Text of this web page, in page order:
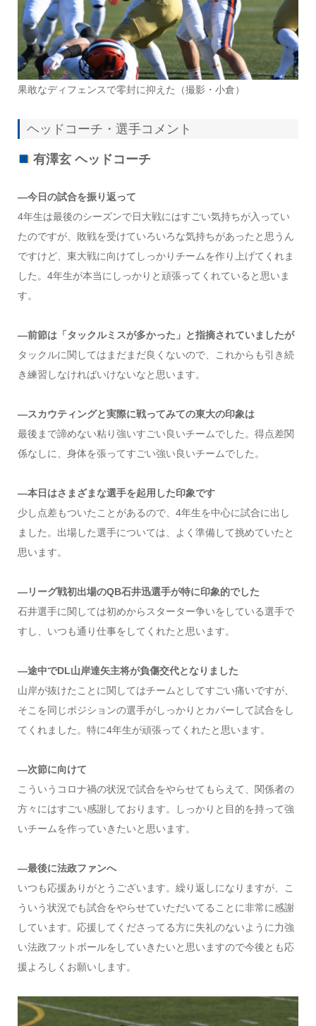
果敢なディフェンスで零封に抑えた（撮影・小倉）
ヘッドコーチ・選手コメント
有澤玄 ヘッドコーチ
―今日の試合を振り返って
4年生は最後のシーズンで日大戦にはすごい気持ちが入ってい
たのですが、敗戦を受けていろいろな気持ちがあったと思うん
ですけど、東大戦に向けてしっかりチームを作り上げてくれま
した。4年生が本当にしっかりと頑張ってくれていると思いま
す。
―前節は「タックルミスが多かった」と指摘されていましたが
タックルに関してはまだまだ良くないので、これからも引き続
き練習しなければいけないなと思います。
―スカウティングと実際に戦ってみての東大の印象は
最後まで諦めない粘り強いすごい良いチームでした。得点差関
係なしに、身体を張ってすごい強い良いチームでした。
―本日はさまざまな選手を起用した印象です
少し点差もついたことがあるので、4年生を中心に試合に出し
ました。出場した選手については、よく準備して挑めていたと
思います。
―リーグ戦初出場のQB石井迅選手が特に印象的でした
石井選手に関しては初めからスターター争いをしている選手で
すし、いつも通り仕事をしてくれたと思います。
―途中でDL山岸達矢主将が負傷交代となりました
山岸が抜けたことに関してはチームとしてすごい痛いですが、
そこを同じポジションの選手がしっかりとカバーして試合をし
てくれました。特に4年生が頑張ってくれたと思います。
―次節に向けて
こういうコロナ禍の状況で試合をやらせてもらえて、関係者の
方々にはすごい感謝しております。しっかりと目的を持って強
いチームを作っていきたいと思います。
―最後に法政ファンへ
いつも応援ありがとうございます。繰り返しになりますが、こ
ういう状況でも試合をやらせていただいてることに非常に感謝
しています。応援してくださってる方に失礼のないように力強
い法政フットボールをしていきたいと思いますので今後とも応
援よろしくお願いします。